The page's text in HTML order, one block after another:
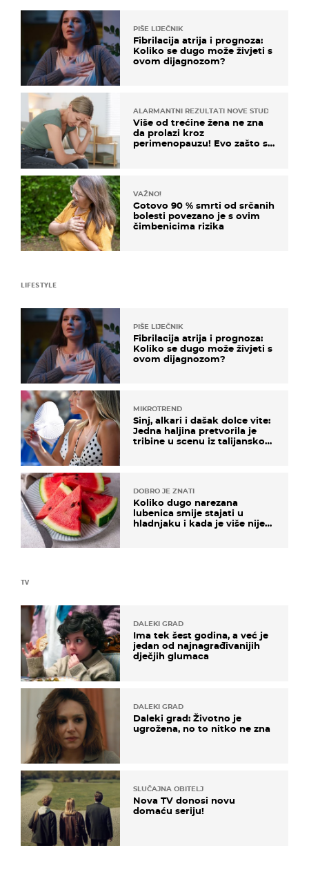
PIŠE LIJEČNIK
Fibrilacija atrija i prognoza:
Koliko se dugo može živjeti s
ovom dijagnozom?
ALARMANTNI REZULTATI NOVE STUDIJE
Više od trećine žena ne zna
da prolazi kroz
perimenopauzu! Evo zašto su
VAŽNO!
Gotovo 90 % smrti od srčanih
bolesti povezano je s ovim
čimbenicima rizika
TV
DALEKI GRAD
Ima tek šest godina, a već je
jedan od najnagrađivanijih
dječjih glumaca
DALEKI GRAD
Daleki grad: Životno je
ugrožena, no to nitko ne zna
SLUČAJNA OBITELJ
Nova TV donosi novu
domaću seriju!
LIFESTYLE
PIŠE LIJEČNIK
Fibrilacija atrija i prognoza:
Koliko se dugo može živjeti s
ovom dijagnozom?
MIKROTREND
Sinj, alkari i dašak dolce vite:
Jedna haljina pretvorila je
tribine u scenu iz talijanskog
DOBRO JE ZNATI
Koliko dugo narezana
lubenica smije stajati u
hladnjaku i kada je više nije